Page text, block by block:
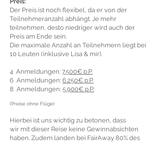
Der Preis ist noch flexibel, da er von der
Teilnehmeranzahl abhängt. Je mehr
teilnehmen, desto niedriger wird auch der
Preis am Ende sein.
Die maximale Anzahl an Teilnehmern liegt bei
10 Leuten (inklusive Lisa & mir).
4 Anmeldungen: 7.500€ p.P.
6 Anmeldungen: 6.250€ p.P.
8 Anmeldungen: 5.900€ p.P.
(Preise ohne Flüge)
Hierbei ist uns wichtig zu betonen, dass
wir mit dieser Reise keine Gewinnabsichten
haben. Zudem landen bei FairAway 80% des